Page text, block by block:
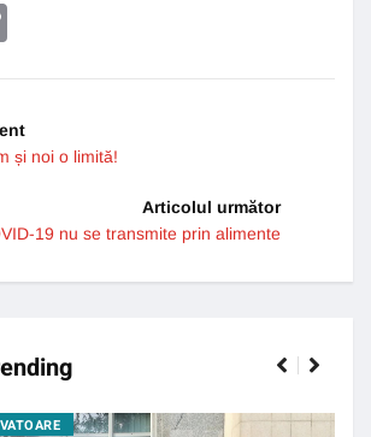
și noi o limită!
Articolul următor
19 nu se transmite prin alimente